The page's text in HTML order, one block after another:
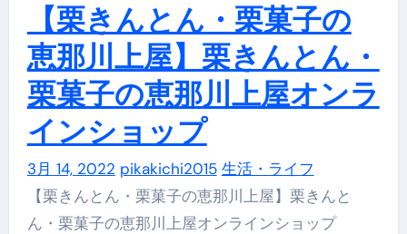
【栗きんとん・栗菓子の
恵那川上屋】栗きんとん・
栗菓子の恵那川上屋オンラ
インショップ
3月 14, 2022 pikakichi2015 生活・ライフ
【栗きんとん・栗菓子の恵那川上屋】栗きんと
ん・栗菓子の恵那川上屋オンラインショップ